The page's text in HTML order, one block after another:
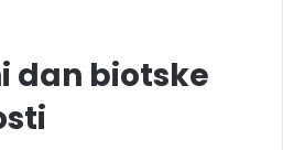
dan biotske